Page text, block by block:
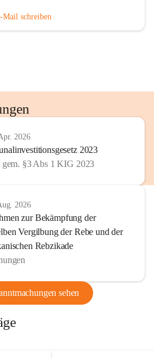
Mail schreiben
2026
2023
gem. §3 Abs 1 KIG 2023
2026
zur Bekämpfung der
Vergilbung der Rebe und der
Rebzikade
sehen